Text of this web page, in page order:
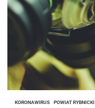
KORONAWIRUS POWIAT RYBNICKI